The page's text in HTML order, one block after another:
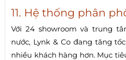
11. Hệ thống phân
Với 24 showroom và trung
nước, Lynk & Co đang tăng
nhiều khách hàng hơn. Mục